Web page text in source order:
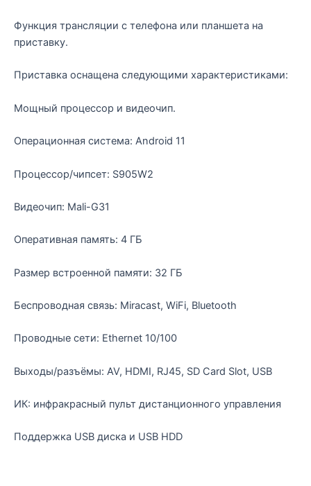
Функция трансляции с телефона или планшета на
приставку.
Приставка оснащена следующими характеристиками:
Мощный процессор и видеочип.
Операционная система: Android 11
Процессор/чипсет: S905W2
Видеочип: Mali-G31
Оперативная память: 4 ГБ
Размер встроенной памяти: 32 ГБ
Беспроводная связь: Miracast, WiFi, Bluetooth
Проводные сети: Ethernet 10/100
Выходы/разъёмы: AV, HDMI, RJ45, SD Card Slot, USB
ИК: инфракрасный пульт дистанционного управления
Поддержка USB диска и USB HDD